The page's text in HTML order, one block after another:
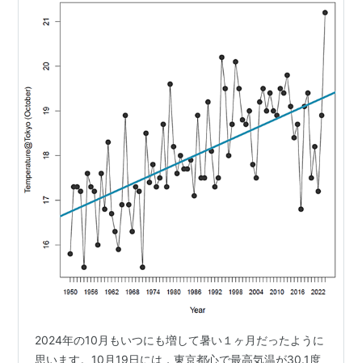
2024年の10月もいつにも増して暑い１ヶ月だったように
思います。10月19日には，東京都心で最高気温が30.1度